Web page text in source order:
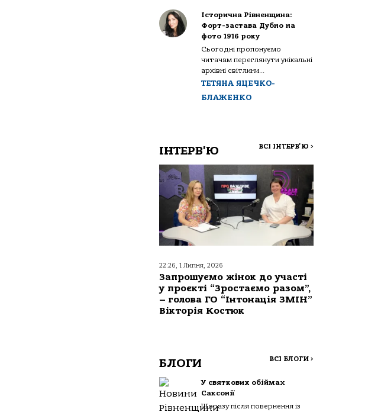
Історична Рівненщина:
Форт-застава Дубно на
фото 1916 року
Сьогодні пропонуємо
читачам переглянути унікальні
архівні світлини...
ТЕТЯНА ЯЦЕЧКО-
БЛАЖЕНКО
ІНТЕРВ'Ю ВСІ ІНТЕРВ'Ю >
22:26, 1 Липня, 2026
Запрошуємо жінок до участі
у проєкті “Зростаємо разом”,
– голова ГО “Інтонація ЗМІН”
Вікторія Костюк
БЛОГИ ВСІ БЛОГИ >
У святкових обіймах
Саксонії
Щоразу після повернення із